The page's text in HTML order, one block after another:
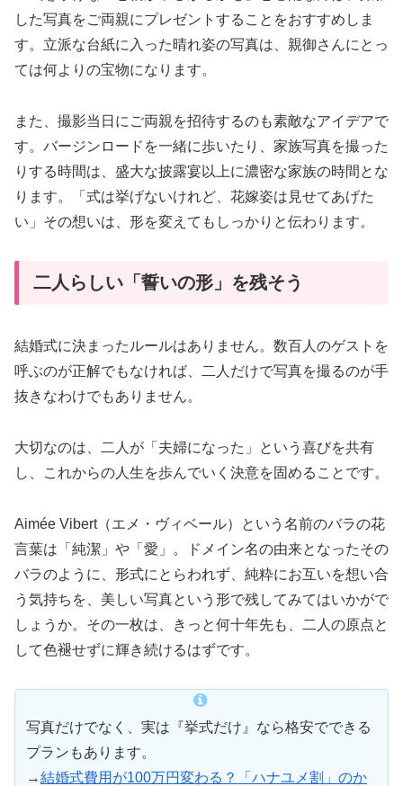
した写真をご両親にプレゼントすることをおすすめしま
す。立派な台紙に入った晴れ姿の写真は、親御さんにとっ
ては何よりの宝物になります。
また、撮影当日にご両親を招待するのも素敵なアイデアで
す。バージンロードを一緒に歩いたり、家族写真を撮った
りする時間は、盛大な披露宴以上に濃密な家族の時間とな
ります。「式は挙げないけれど、花嫁姿は見せてあげた
い」その想いは、形を変えてもしっかりと伝わります。
二人らしい「誓いの形」を残そう
結婚式に決まったルールはありません。数百人のゲストを
呼ぶのが正解でもなければ、二人だけで写真を撮るのが手
抜きなわけでもありません。
大切なのは、二人が「夫婦になった」という喜びを共有
し、これからの人生を歩んでいく決意を固めることです。
Aimée Vibert（エメ・ヴィベール）という名前のバラの花
言葉は「純潔」や「愛」。ドメイン名の由来となったその
バラのように、形式にとらわれず、純粋にお互いを想い合
う気持ちを、美しい写真という形で残してみてはいかがで
しょうか。その一枚は、きっと何十年先も、二人の原点と
して色褪せずに輝き続けるはずです。
写真だけでなく、実は『挙式だけ』なら格安でできる
プランもあります。
→結婚式費用が100万円変わる？「ハナユメ割」のか